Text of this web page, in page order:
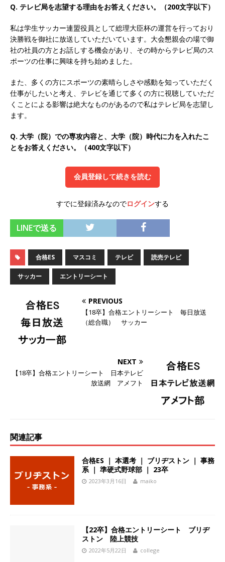
体育会積極採用企業
[ 2026年5月15日 ]
【 28卒 ｜ インターンシップ
参加者は書類選考・一次面接免除 】 M&A総研の
グループ企業 ｜ 日本トップレベルの企業へ幅広
大手グループとしての安定性バツグン ｜ 年収
500万スタート ｜ 土日祝休み ｜ 東京勤務 ｜ ク
業
理不問 ｜ 世界中のシェア約80％・国内シェア
部品製造メーカー ｜ 賞与前年度実績6.5ヵ月・平
用企業
[ 2026年5月14日 ]
の専門商社 ｜ 大手メーカーとも取引多数!! ｜ 30
[ 2026年5月14日 ]
【 28卒 】 NTTドコモグルー
プと電通グループの傘下 ｜ 初任給40万 ｜ 人よ
り速く、高い成長を求める人には超魅力的な挑戦
[ 2026年5月14日 ] 【 28卒 ｜ 体験型インターン
シップ 】スタンダード上場 ｜ 業界No.1 企業医
る ｜ 土日祝休み ｜ 年間休日124日 ｜ ギミック
体育会積極採用企業
Q. テレビ局を志望する理由をお答えください。（200文字以下）
私は学生サッカー連盟役員として総理大臣杯の運営を行っており
決勝戦を御社に放送していただいています。大会懇親会の場で御
社の社員の方とお話しする機会があり、その時からテレビ局のス
ポーツの仕事に興味を持ち始めました。
また、多くの方にスポーツの素晴らしさや感動を知っていただく
仕事がしたいと考え、テレビを通じて多くの方に視聴していただ
くことによる影響は絶大なものがあるので私はテレビ局を志望し
ます。
Q. 大学（院）での専攻内容と、大学（院）時代に力を入れたこ
とをお答えください。（400文字以下）
会員登録して続きを読む
すでに登録済みなのでログインする
LINEで送る
合格ES マスコミ テレビ 読売テレビ
サッカー エントリーシート
PREVIOUS
【18卒】合格エントリーシート 毎日放送
（総合職） サッカー
NEXT
【18卒】合格エントリーシート 日本テレビ
放送網 アメフト
関連記事
合格ES ｜ 本選考 ｜ ブリヂストン ｜ 事務
系 ｜ 準硬式野球部 ｜ 23卒
2023年3月16日 maiko
【22卒】合格エントリーシート ブリヂ
ストン 陸上競技
2022年5月22日 college